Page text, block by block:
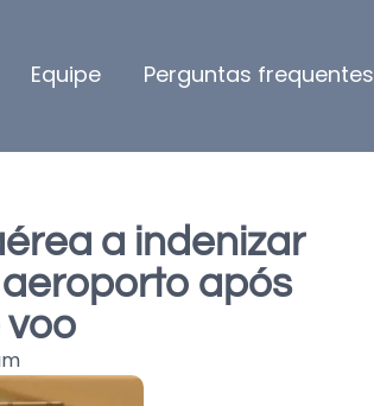
Equipe Perguntas frequentes
a indenizar
após